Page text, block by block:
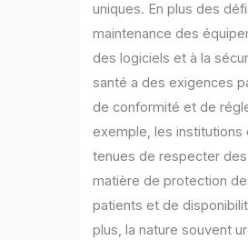
uniques. En plus des
maintenance des
des logiciels et à la
santé a des exigences
de conformité et de
exemple, les
tenues de respecter
matière de protection
patients et de
plus, la nature souvent